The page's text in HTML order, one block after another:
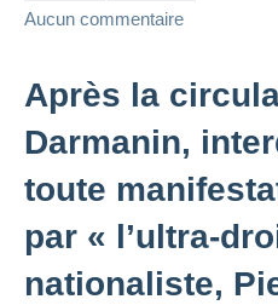
Aucun commentaire
Après la
Darmanin,
toute
par « l’ultra-
nationaliste,